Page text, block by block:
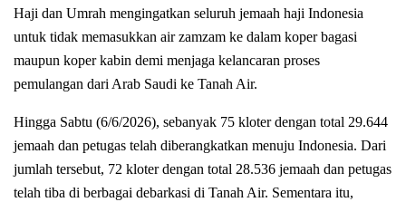
Haji dan Umrah mengingatkan seluruh jemaah haji Indonesia
untuk tidak memasukkan air zamzam ke dalam koper bagasi
maupun koper kabin demi menjaga kelancaran proses
pemulangan dari Arab Saudi ke Tanah Air.
Hingga Sabtu (6/6/2026), sebanyak 75 kloter dengan total 29.644
jemaah dan petugas telah diberangkatkan menuju Indonesia. Dari
jumlah tersebut, 72 kloter dengan total 28.536 jemaah dan petugas
telah tiba di berbagai debarkasi di Tanah Air. Sementara itu,